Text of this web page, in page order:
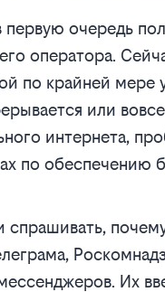
первую очередь
оператора.
по крайней мере
или
интернета,
по обеспечению
спрашивать,
Их